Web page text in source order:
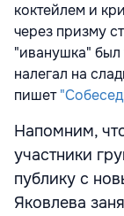
коктейлем и
через призму
"иванушка" был
налегал на
пишет
Напомним,
участники
публику с
Яковлева